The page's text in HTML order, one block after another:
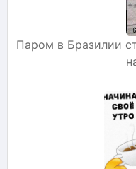
Паром в Бразилии